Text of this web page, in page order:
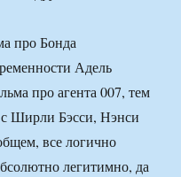
про Бонда
Адель
про агента 007, тем
Ширли Бэсси, Нэнси
все логично
легитимно, да